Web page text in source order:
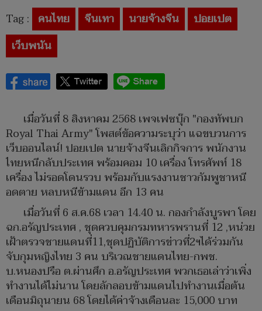
Tag : คนไทย จีนเทา นายจ้างจีน
ปอยเปต
เว็บพนัน
เมื่อวันที่ 8 สิงหาคม 2568 เพจเฟซบุ๊ก "กองทัพบก
Royal Thai Army" โพสต์ข้อความระบุว่า แฉขบวนการ
เว็บออนไลน์! ปอยเปต นายจ้างจีนเลิกกิจการ พนักงาน
ไทยหนีกลับประเทศ พร้อมคอม 10 เครื่อง โทรศัพท์ 18
เครื่อง ไม่รอดโดนรวบ พร้อมกับแรงงานชาวกัมพูชาหนี
อดตาย หลบหนีข้ามแดน อีก 13 คน
เมื่อวันที่ 6 ส.ค.68 เวลา 14.40 น. กองกำลังบูรพา โดย
ฉก.อรัญประเทศ , ชุดควบคุมกรมทหารพรานที่ 12 ,หน่วย
เฝ้าตรวจชายแดนที่11,ชุดปฏิบัติการข่าวที่2ฯได้ร่วมกัน
จับกุมหญิงไทย 3 คน บริเวณชายแดนไทย-กพช.
บ.หนองปรือ ต.ผ่านศึก อ.อรัญประเทศ พวกเธอเล่าว่าเพิ่ง
ทำงานได้ไม่นาน โดยลักลอบข้ามแดนไปทำงานเมื่อต้น
เดือนมิถุนายน 68 โดยได้ค่าจ้างเดือนละ 15,000 บาท